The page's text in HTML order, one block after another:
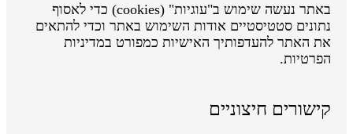
באתר נעשה שימוש ב"עוגיות" (cookies) כדי לאסוף
נתונים סטטיסטיים אודות השימוש באתר וכדי להתאים
את האתר להעדפותיך האישיות כמפורט במדיניות
הפרטיות.
קישורים חיצוניים